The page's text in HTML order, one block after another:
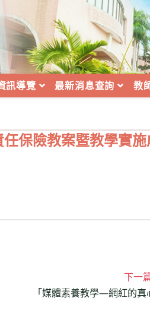
訊導覽 最新消息查詢 教
保險教案暨教學實
下一
「媒體素養教學—網紅的真